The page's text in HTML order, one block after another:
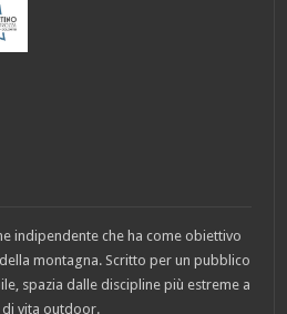
indipendente che ha come obiettivo
montagna. Scritto per un pubblico
spazia dalle discipline più estreme a
di vita outdoor.